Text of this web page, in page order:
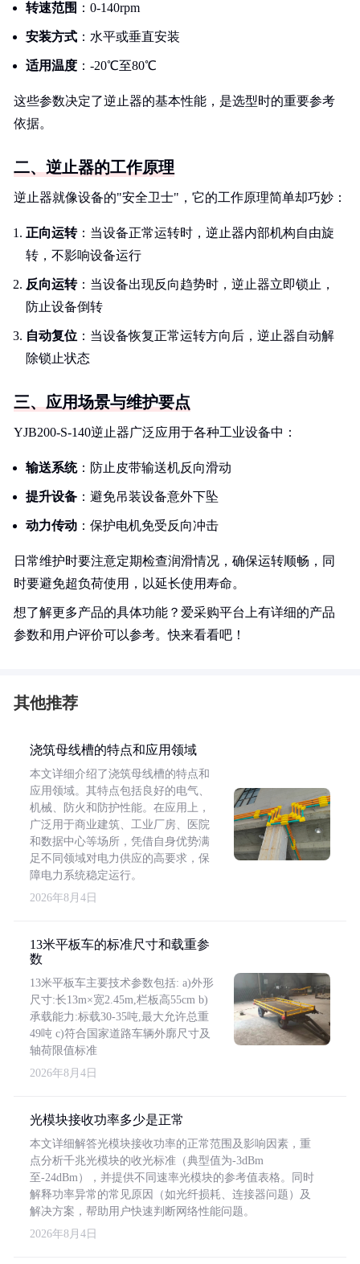
转速范围 ：0-140rpm
安装方式 ：水平或垂直安装
适用温度 ：-20℃至80℃
这些参数决定了逆止器的基本性能，是选型时的重要参考
依据。
二、逆止器的工作原理
逆止器就像设备的"安全卫士"，它的工作原理简单却巧妙：
正向运转：当设备正常运转时，逆止器内部机构自由旋
转，不影响设备运行
反向运转：当设备出现反向趋势时，逆止器立即锁止，
防止设备倒转
自动复位 ：当设备恢复正常运转方向后，逆止器自动解
除锁止状态
三、应用场景与维护要点
YJB200-S-140逆止器广泛应用于各种工业设备中：
输送系统：防止皮带输送机反向滑动
提升设备 ：避免吊装设备意外下坠
动力传动 ：保护电机免受反向冲击
日常维护时要注意定期检查润滑情况，确保运转顺畅，同
时要避免超负荷使用，以延长使用寿命。
想了解更多产品的具体功能？爱采购平台上有详细的产品
参数和用户评价可以参考。快来看看吧！
其他推荐
浇筑母线槽的特点和应用领域
本文详细介绍了浇筑母线槽的特点和
应用领域。其特点包括良好的电气、
机械、防火和防护性能。在应用上，
广泛用于商业建筑、工业厂房、医院
和数据中心等场所，凭借自身优势满
足不同领域对电力供应的高要求，保
障电力系统稳定运行。
2026年8月4日
13米平板车的标准尺寸和载重参
数
13米平板车主要技术参数包括: a)外形
尺寸:长13m×宽2.45m,栏板高55cm b)
承载能力:标载30-35吨,最大允许总重
49吨 c)符合国家道路车辆外廓尺寸及
轴荷限值标准
2026年8月4日
光模块接收功率多少是正常
本文详细解答光模块接收功率的正常范围及影响因素，重
点分析千兆光模块的收光标准（典型值为-3dBm
至-24dBm），并提供不同速率光模块的参考值表格。同时
解释功率异常的常见原因（如光纤损耗、连接器问题）及
解决方案，帮助用户快速判断网络性能问题。
2026年8月4日